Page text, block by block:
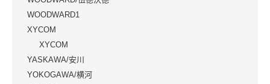
WOODWARD1
XYCOM
XYCOM
YASKAWA/安川
YOKOGAWA/横河